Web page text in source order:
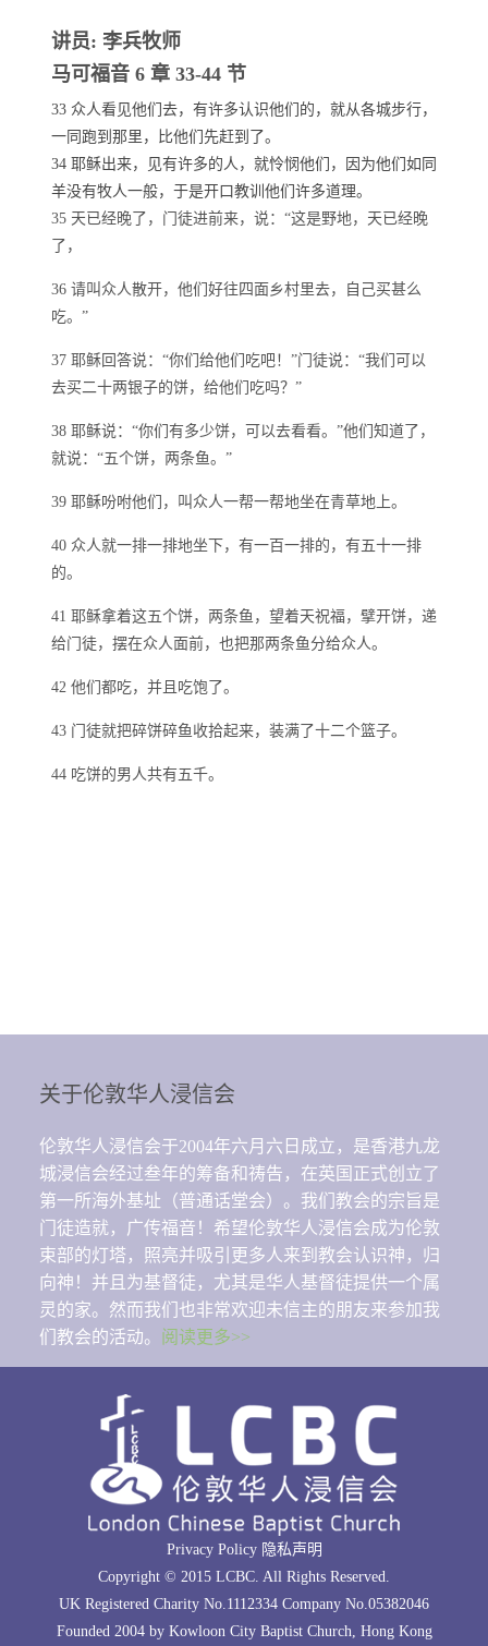
讲员: 李兵牧师
马可福音 6 章 33-44 节
33 众人看见他们去，有许多认识他们的，就从各城步行，
一同跑到那里，比他们先赶到了。
34 耶稣出来，见有许多的人，就怜悯他们，因为他们如同
羊没有牧人一般，于是开口教训他们许多道理。
35 天已经晚了，门徒进前来，说：“这是野地，天已经晚
了，
36 请叫众人散开，他们好往四面乡村里去，自己买甚么
吃。”
37 耶稣回答说：“你们给他们吃吧！”门徒说：“我们可以
去买二十两银子的饼，给他们吃吗？”
38 耶稣说：“你们有多少饼，可以去看看。”他们知道了，
就说：“五个饼，两条鱼。”
39 耶稣吩咐他们，叫众人一帮一帮地坐在青草地上。
40 众人就一排一排地坐下，有一百一排的，有五十一排
的。
41 耶稣拿着这五个饼，两条鱼，望着天祝福，擘开饼，递
给门徒，摆在众人面前，也把那两条鱼分给众人。
42 他们都吃，并且吃饱了。
43 门徒就把碎饼碎鱼收拾起来，装满了十二个篮子。
44 吃饼的男人共有五千。
关于伦敦华人浸信会
伦敦华人浸信会于2004年六月六日成立，是香港九龙
城浸信会经过叁年的筹备和祷告，在英国正式创立了
第一所海外基址（普通话堂会）。我们教会的宗旨是
门徒造就，广传福音！希望伦敦华人浸信会成为伦敦
束部的灯塔，照亮并吸引更多人来到教会认识神，归
向神！并且为基督徒，尤其是华人基督徒提供一个属
灵的家。然而我们也非常欢迎未信主的朋友来参加我
们教会的活动。 阅读更多>>
Privacy Policy 隐私声明
Copyright © 2015 LCBC. All Rights Reserved.
UK Registered Charity No.1112334 Company No.05382046
Founded 2004 by Kowloon City Baptist Church, Hong Kong